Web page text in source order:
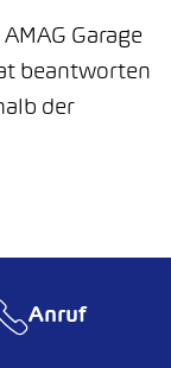
Garage
beantworten
der
Anruf